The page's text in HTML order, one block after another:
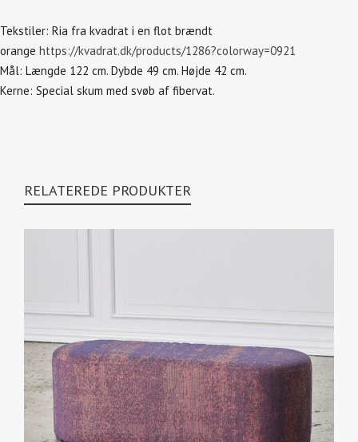
Tekstiler: Ria fra kvadrat i en flot brændt
orange https://kvadrat.dk/products/1286?colorway=0921
Mål: Længde 122 cm. Dybde 49 cm. Højde 42 cm.
Kerne: Special skum med svøb af fibervat.
RELATEREDE PRODUKTER